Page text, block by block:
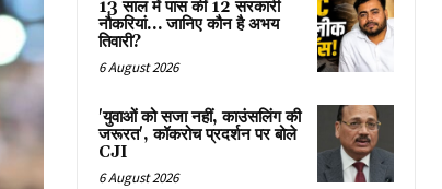
13 साल में पास कीं 12 सरकारी
नौकरियां… जान‍िए कौन है अभय
तिवारी?
6 August 2026
'युवाओं को सजा नहीं, काउंसलिंग की
जरूरत', कॉकरोच प्रदर्शन पर बोले
CJI
6 August 2026